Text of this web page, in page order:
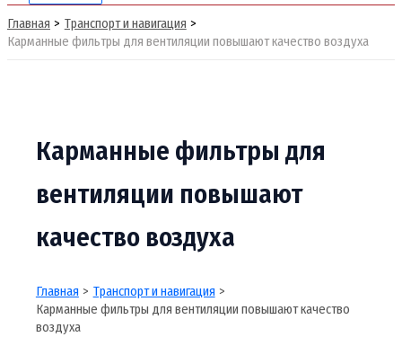
Главная
Транспорт и навигация
Карманные фильтры для вентиляции повышают качество воздуха
Карманные фильтры для
вентиляции повышают
качество воздуха
Главная
Транспорт и навигация
Карманные фильтры для вентиляции повышают качество
воздуха